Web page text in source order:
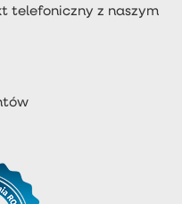
telefoniczny z naszym